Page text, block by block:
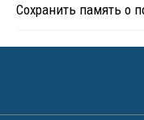
Сохранить память о